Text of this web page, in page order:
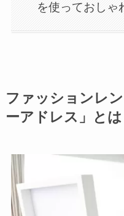
を使っておしゃ
ファッションレ
ーアドレス」とは